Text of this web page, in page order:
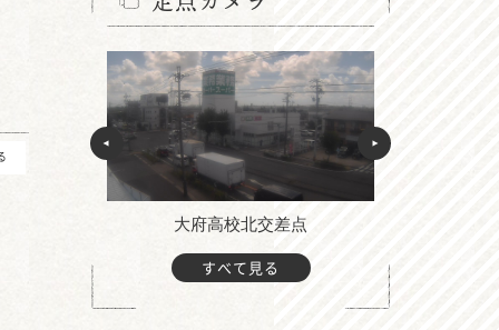
大府高校北交差点
すべて見る